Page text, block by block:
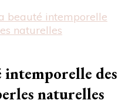
beauté intemporelle
naturelles
intemporelle des
naturelles